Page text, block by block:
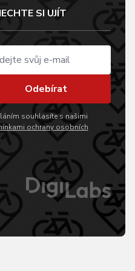
SI UJÍT
Odebírat
souhlasíte s našimi
ochrany osobních
.